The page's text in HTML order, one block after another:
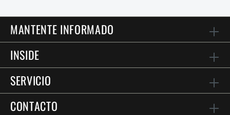
MANTENTE INFORMADO
INSIDE
SERVICIO
CONTACTO